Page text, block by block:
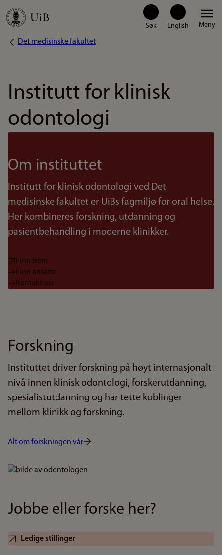
Hopp
Meny
Navigasjonssti
Det medisinske fakultet
Institutt for klinisk
odontologi
Om instituttet
Institutt for klinisk odontologi ved Det
medisinske fakultet er UiBs fagmiljø for oral helse.
Her kombineres forskning, utdanning og
pasientbehandling i moderne klinikker.
Finn frem
Finn ansatte
Kontakt oss
Forskning
Instituttet driver forskning på høyt internasjonalt
nivå innen klinisk odontologi, forskerutdanning,
spesialistutdanning og har tette koblinger
mellom klinikk og forskning.
Alt om forskningen vår
Bilde
Jobbe eller forske her?
Ledige stillinger